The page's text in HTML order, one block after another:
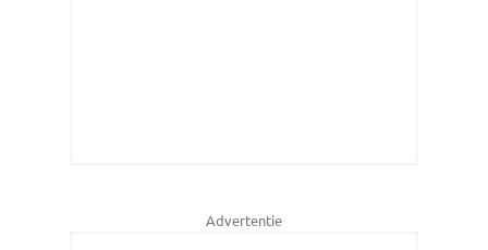
Advertentie